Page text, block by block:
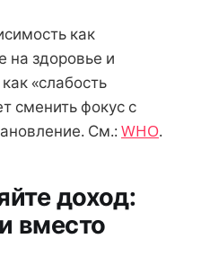
как
на здоровье и
«слабость
сменить фокус с
См.:WHO.
доход:
вместо